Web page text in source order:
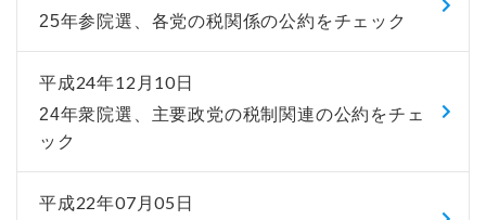
25年参院選、各党の税関係の公約をチェック
平成24年12月10日
24年衆院選、主要政党の税制関連の公約をチェ
ック
平成22年07月05日